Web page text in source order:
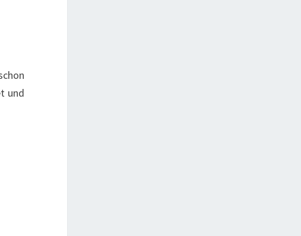
und